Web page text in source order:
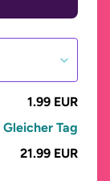
1.99 EUR
Gleicher Tag
21.99 EUR